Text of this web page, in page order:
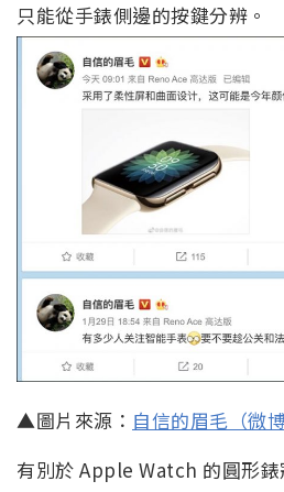
只能從手錶側邊的按鍵分辨。
▲圖片來源： 自信的眉毛（微博
有別於 Apple Watch 的圓形